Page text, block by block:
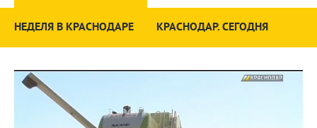
НЕДЕЛЯ В КРАСНОДАРЕ КРАСНОДАР. СЕГОДНЯ